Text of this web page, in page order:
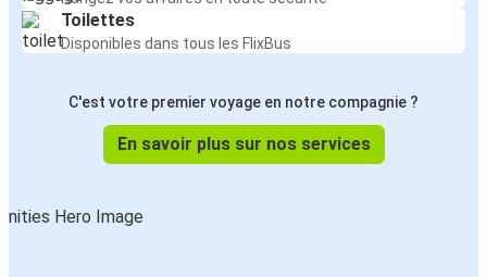
Toilettes
Disponibles dans tous les FlixBus
C'est votre premier voyage en notre compagnie ?
En savoir plus sur nos services